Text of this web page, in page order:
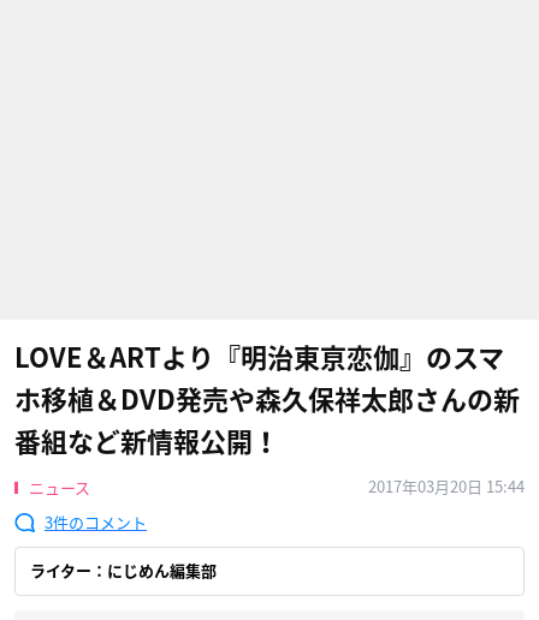
LOVE＆ART​より『明治東亰恋伽』のスマ
ホ移植＆DVD発売や森久保祥太郎さんの新
番組など新情報公開！
ニュース
2017年03月20日 15:44
3
ライター：にじめん編集部